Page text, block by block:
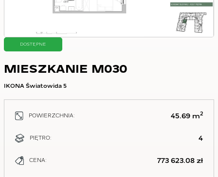
DOSTĘPNE
MIESZKANIE M030
IKONA Światowida 5
POWIERZCHNIA: 45.69 m2
PIĘTRO: 4
CENA: 773 623.08 zł